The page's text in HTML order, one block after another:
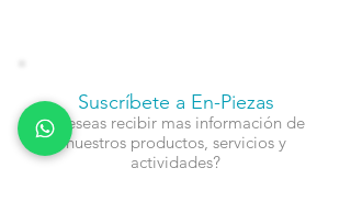
Suscríbete a En-Piezas
¿Deseas recibir mas información de
nuestros productos, servicios y
actividades?